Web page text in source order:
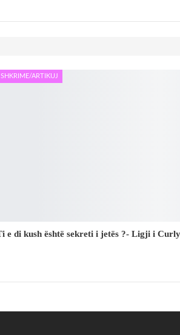
SHKRIME/ARTIKUJ
e di kush është sekreti i jetës ?- Ligji i